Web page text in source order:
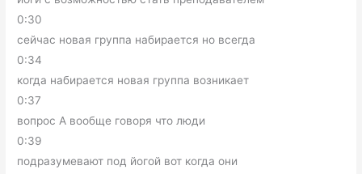
0:30
сейчас новая группа набирается но всегда
0:34
когда набирается новая группа возникает
0:37
вопрос А вообще говоря что люди
0:39
подразумевают под йогой вот когда они